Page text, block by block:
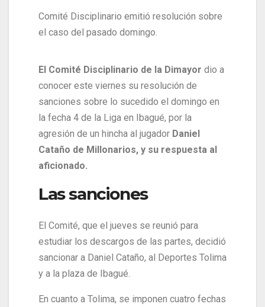
Comité Disciplinario emitió resolución sobre
el caso del pasado domingo.
El Comité Disciplinario de la Dimayor dio a
conocer este viernes su resolución de
sanciones sobre lo sucedido el domingo en
la fecha 4 de la Liga en Ibagué, por la
agresión de un hincha al jugador Daniel
Cataño de Millonarios, y su respuesta al
aficionado.
Las sanciones
El Comité, que el jueves se reunió para
estudiar los descargos de las partes, decidió
sancionar a Daniel Cataño, al Deportes Tolima
y a la plaza de Ibagué.
En cuanto a Tolima, se imponen cuatro fechas